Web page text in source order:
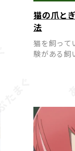
猫の爪と
法
猫を飼って
験がある飼